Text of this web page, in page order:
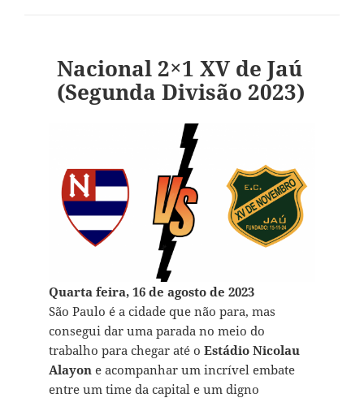
Nacional 2×1 XV de Jaú
(Segunda Divisão 2023)
Quarta feira, 16 de agosto de 2023
São Paulo é a cidade que não para, mas
consegui dar uma parada no meio do
trabalho para chegar até o Estádio Nicolau
Alayon e acompanhar um incrível embate
entre um time da capital e um digno